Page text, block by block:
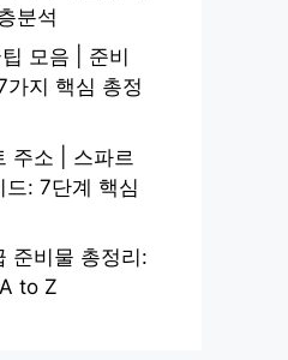
분석
모음 | 준비
지 핵심 총정
주소 | 스파르
드: 7단계 핵심
준비물 총정리:
to Z